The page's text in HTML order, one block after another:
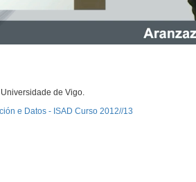
de Vigo.
e Datos - ISAD Curso 2012//13